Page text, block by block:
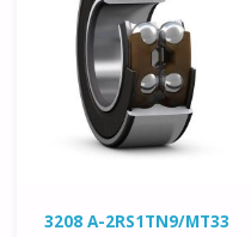
3208 A-2RS1TN9/MT33